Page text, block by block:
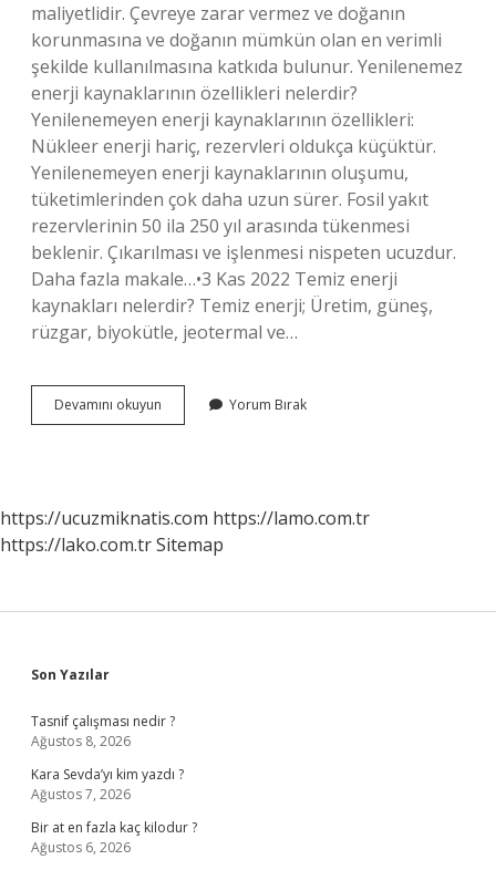
maliyetlidir. Çevreye zarar vermez ve doğanın
korunmasına ve doğanın mümkün olan en verimli
şekilde kullanılmasına katkıda bulunur. Yenilenemez
enerji kaynaklarının özellikleri nelerdir?
Yenilenemeyen enerji kaynaklarının özellikleri:
Nükleer enerji hariç, rezervleri oldukça küçüktür.
Yenilenemeyen enerji kaynaklarının oluşumu,
tüketimlerinden çok daha uzun sürer. Fosil yakıt
rezervlerinin 50 ila 250 yıl arasında tükenmesi
beklenir. Çıkarılması ve işlenmesi nispeten ucuzdur.
Daha fazla makale…•3 Kas 2022 Temiz enerji
kaynakları nelerdir? Temiz enerji; Üretim, güneş,
rüzgar, biyokütle, jeotermal ve…
Devamını okuyun Yenilenemez
Enerji
Yorum Bırak
https://ucuzmiknatis.com https://lamo.com.tr
https://lako.com.trSitemap
Sidebar
Son Yazılar
Tasnif çalışması nedir ?
Ağustos 8, 2026
Kara Sevda’yı kim yazdı ?
Ağustos 7, 2026
Bir at en fazla kaç kilodur ?
Ağustos 6, 2026